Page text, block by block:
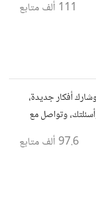
111 ألف متابع
أفكار جديدة،
وتواصل مع
97.6 ألف متابع